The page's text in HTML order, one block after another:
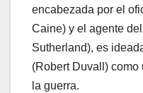
encabezada por el
Caine) y el agente
Sutherland), es
(Robert Duvall) como
la guerra.